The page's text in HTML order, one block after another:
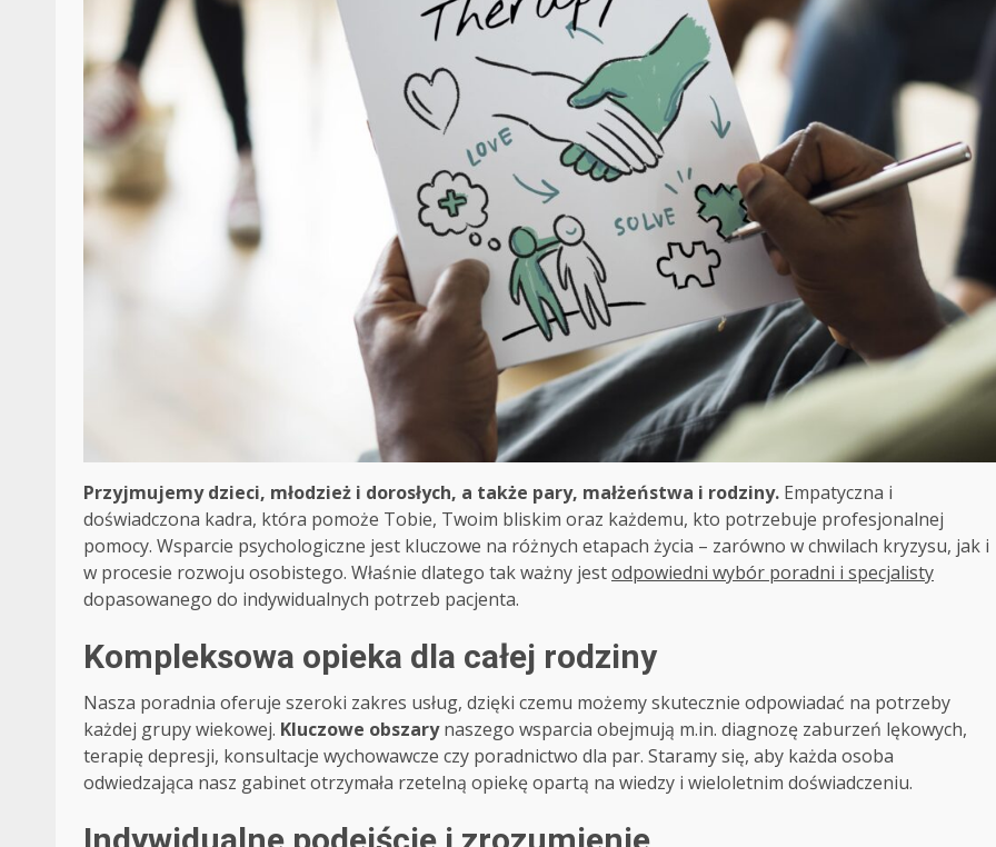
Przyjmujemy dzieci, młodzież i dorosłych, a także pary, małżeństwa i rodziny. Empatyczna i
doświadczona kadra, która pomoże Tobie, Twoim bliskim oraz każdemu, kto potrzebuje profesjonalnej
pomocy. Wsparcie psychologiczne jest kluczowe na różnych etapach życia – zarówno w chwilach kryzysu, jak i
w procesie rozwoju osobistego. Właśnie dlatego tak ważny jestodpowiedni wybór poradni i specjalisty
dopasowanego do indywidualnych potrzeb pacjenta.
Kompleksowa opieka dla całej rodziny
Nasza poradnia oferuje szeroki zakres usług, dzięki czemu możemy skutecznie odpowiadać na potrzeby
każdej grupy wiekowej. Kluczowe obszarynaszego wsparcia obejmują m.in. diagnozę zaburzeń lękowych,
terapię depresji, konsultacje wychowawcze czy poradnictwo dla par. Staramy się, aby każda osoba
odwiedzająca nasz gabinet otrzymała rzetelną opiekę opartą na wiedzy i wieloletnim doświadczeniu.